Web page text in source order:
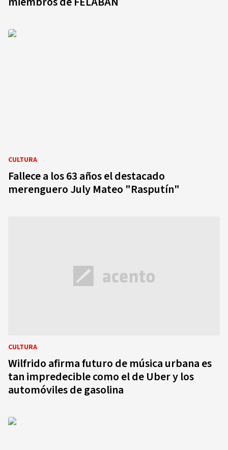
CULTURA
Fallece a los 63 años el destacado
merenguero July Mateo "Rasputín"
CULTURA
Wilfrido afirma futuro de música urbana es
tan impredecible como el de Uber y los
automóviles de gasolina